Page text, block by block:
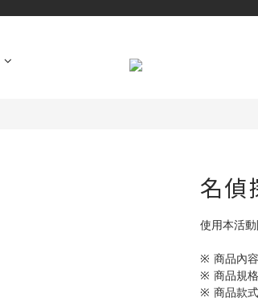
名偵
使用本活
※ 商品內
※ 商品規
※ 商品款